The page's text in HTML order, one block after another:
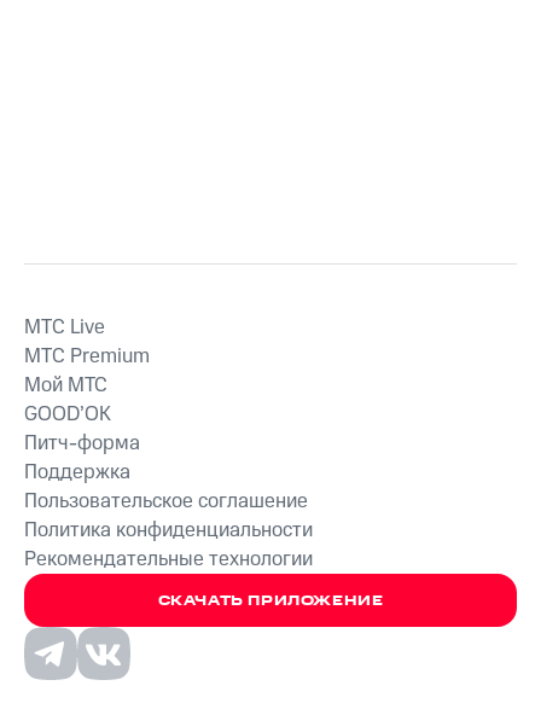
СКАЧАТЬ ПРИЛОЖЕНИЕ
MTС Live
MTС Premium
Мой МТС
GOOD’OK
Питч-форма
Поддержка
Пользовательское соглашение
Политика конфиденциальности
Рекомендательные технологии